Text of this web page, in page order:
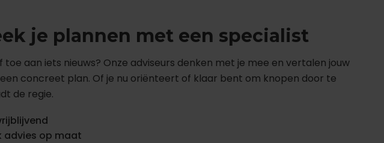
je plannen met een specialist
toe aan iets nieuws? Onze adviseurs denken met je mee en vertalen jouw
concreet plan. Of je nu oriënteert of klaar bent om knopen door te
de regie.
advies op maat